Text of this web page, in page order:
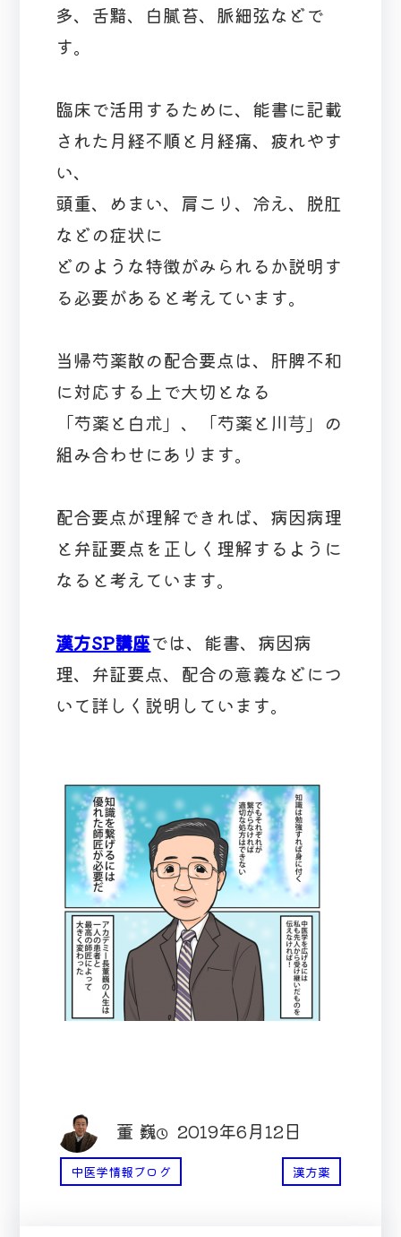
多、舌黯、白膩苔、脈細弦などで
す。
臨床で活用するために、能書に記載
された月経不順と月経痛、疲れやす
い、
頭重、めまい、肩こり、冷え、脱肛
などの症状に
どのような特徴がみられるか説明す
る必要があると考えています。
当帰芍薬散の配合要点は、肝脾不和
に対応する上で大切となる
「芍薬と白朮」、「芍薬と川芎」の
組み合わせにあります。
配合要点が理解できれば、病因病理
と弁証要点を正しく理解するように
なると考えています。
漢方SP講座では、能書、病因病
理、弁証要点、配合の意義などにつ
いて詳しく説明しています。
董 巍 2019年6月12日
中医学情報ブログ 漢方薬